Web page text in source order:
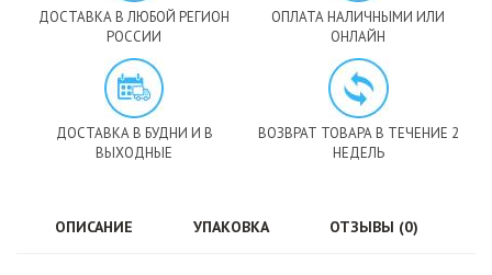
ДОСТАВКА В ЛЮБОЙ РЕГИОН
РОССИИ
ОПЛАТА НАЛИЧНЫМИ ИЛИ
ОНЛАЙН
ДОСТАВКА В БУДНИ И В
ВЫХОДНЫЕ
ВОЗВРАТ ТОВАРА В ТЕЧЕНИЕ 2
НЕДЕЛЬ
ОПИСАНИЕ УПАКОВКА ОТЗЫВЫ (0)